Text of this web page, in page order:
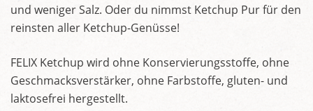
und weniger Salz. Oder du nimmst Ketchup Pur für den
reinsten aller Ketchup-Genüsse!
FELIX Ketchup wird ohne Konservierungsstoffe, ohne
Geschmacksverstärker, ohne Farbstoffe, gluten- und
laktosefrei hergestellt.